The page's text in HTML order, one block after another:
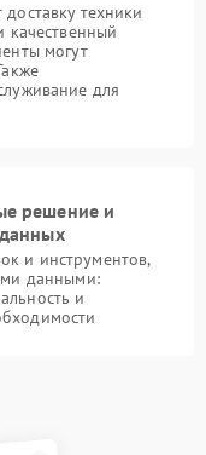
техники
качественный
могут
для
решение и
и инструментов,
данными:
и